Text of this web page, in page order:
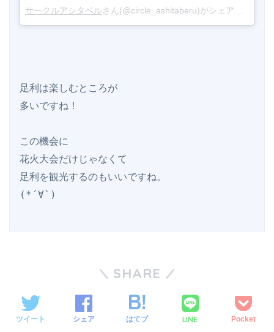
サークルアシタベルさん(@circle_ashitaberu)がシェアした投稿 -
足利は楽しむところが
多いですね！
この機会に
花火大会だけじゃなくて
足利を観光するのもいいですね。
SHARE
ツイート シェア はてブ LINE Pocket